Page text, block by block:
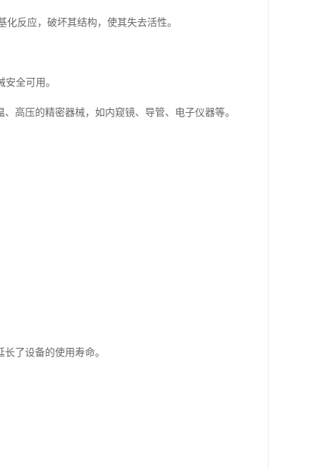
反应，破坏其结构，使其失去活性。
全可用。
高压的精密器械，如内窥镜、导管、电子仪器等。
了设备的使用寿命。